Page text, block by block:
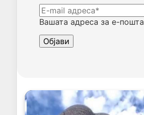
Вашата адреса за е-